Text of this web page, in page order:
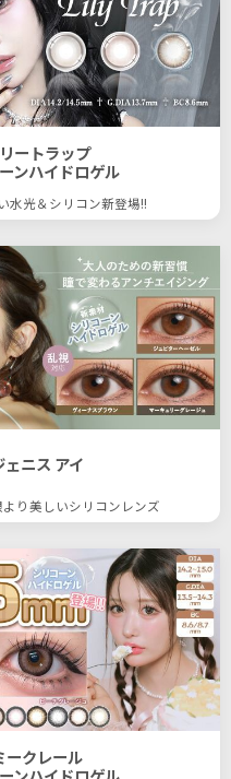
ートラップ
ンハイドロゲル
水光＆シリコン新登場!!
ェニス アイ
り美しいシリコンレンズ
ークレール